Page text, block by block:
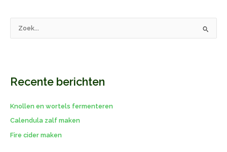
n
a
r
:
Recente berichten
Knollen en wortels fermenteren
Calendula zalf maken
Fire cider maken